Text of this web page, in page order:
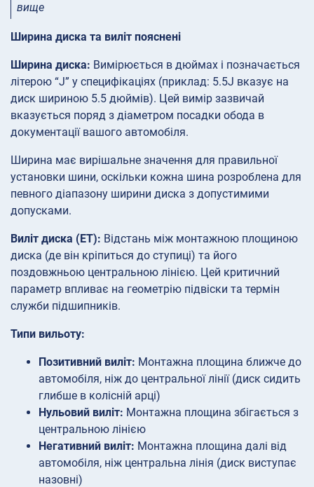
вище
Ширина диска та виліт пояснені
Ширина диска: Вимірюється в дюймах і позначається
літерою “J” у специфікаціях (приклад: 5.5J вказує на
диск шириною 5.5 дюймів). Цей вимір зазвичай
вказується поряд з діаметром посадки обода в
документації вашого автомобіля.
Ширина має вирішальне значення для правильної
установки шини, оскільки кожна шина розроблена для
певного діапазону ширини диска з допустимими
допусками.
Виліт диска (ET): Відстань між монтажною площиною
диска (де він кріпиться до ступиці) та його
поздовжньою центральною лінією. Цей критичний
параметр впливає на геометрію підвіски та термін
служби підшипників.
Типи вильоту:
Позитивний виліт: Монтажна площина ближче до
автомобіля, ніж до центральної лінії (диск сидить
глибше в колісній арці)
Нульовий виліт: Монтажна площина збігається з
центральною лінією
Негативний виліт: Монтажна площина далі від
автомобіля, ніж центральна лінія (диск виступає
назовні)